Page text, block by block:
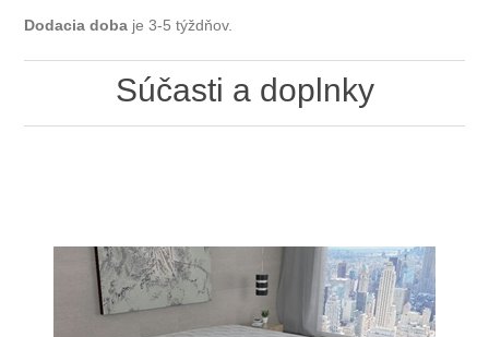
Dodacia doba je 3-5 týždňov.
Súčasti a doplnky